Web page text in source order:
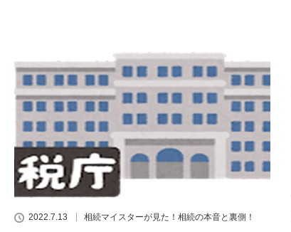
2022.7.13 相続マイスターが見た！相続の本音と裏側！